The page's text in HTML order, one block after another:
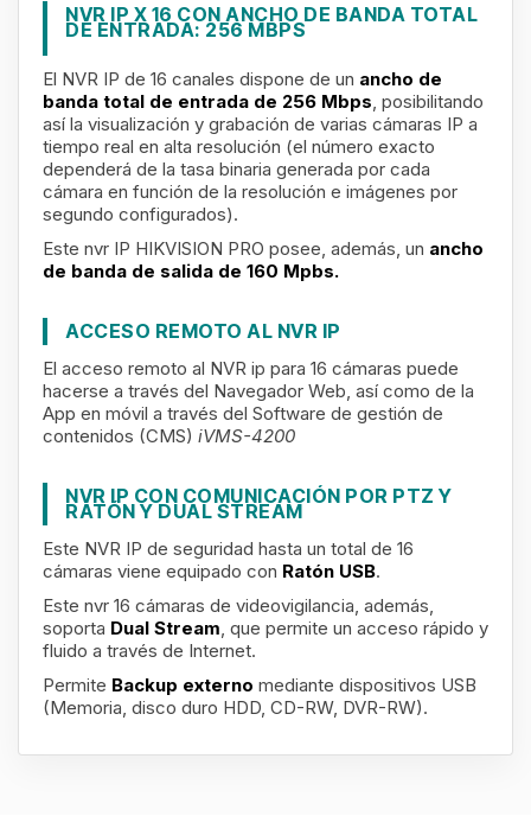
NVR IP X 16 CON ANCHO DE BANDA TOTAL
DE ENTRADA: 256 MBPS
El NVR IP de 16 canales dispone de un ancho de
banda total de entrada de 256 Mbps , posibilitando
así la visualización y grabación de varias cámaras IP a
tiempo real en alta resolución (el número exacto
dependerá de la tasa binaria generada por cada
cámara en función de la resolución e imágenes por
segundo configurados).
Este nvr IP HIKVISION PRO posee, además, un ancho
de banda de salida de 160 Mpbs.
ACCESO REMOTO AL NVR IP
El acceso remoto al NVR ip para 16 cámaras puede
hacerse a través del Navegador Web, así como de la
App en móvil a través del Software de gestión de
contenidos (CMS) iVMS-4200
NVR IP CON COMUNICACIÓN POR PTZ Y
RATÓN Y DUAL STREAM
Este NVR IP de seguridad hasta un total de 16
cámaras viene equipado con Ratón USB.
Este nvr 16 cámaras de videovigilancia, además,
soporta Dual Stream , que permite un acceso rápido y
fluido a través de Internet.
Permite Backup externo mediante dispositivos USB
(Memoria, disco duro HDD, CD-RW, DVR-RW).